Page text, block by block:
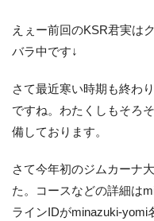
えぇー前回のKSR君実は
バラ中です↓
さて最近寒い時期も終わ
ですね。わたくしもそろ
備しております。
さて今年初のジムカーナ
た。コースなどの詳細は
ラインIDがminazuki-
お客様の声
お知らせ
English Site
プライバシーポリシー